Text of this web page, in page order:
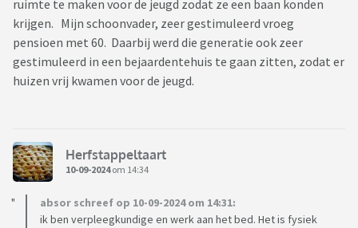
ruimte te maken voor de jeugd zodat ze een baan konden
krijgen. Mijn schoonvader, zeer gestimuleerd vroeg
pensioen met 60. Daarbij werd die generatie ook zeer
gestimuleerd in een bejaardentehuis te gaan zitten, zodat er
huizen vrij kwamen voor de jeugd.
Herfstappeltaart
10-09-2024om 14:34
absor schreef op 10-09-2024 om 14:31:
ik ben verpleegkundige en werk aan het bed. Het is fysiek